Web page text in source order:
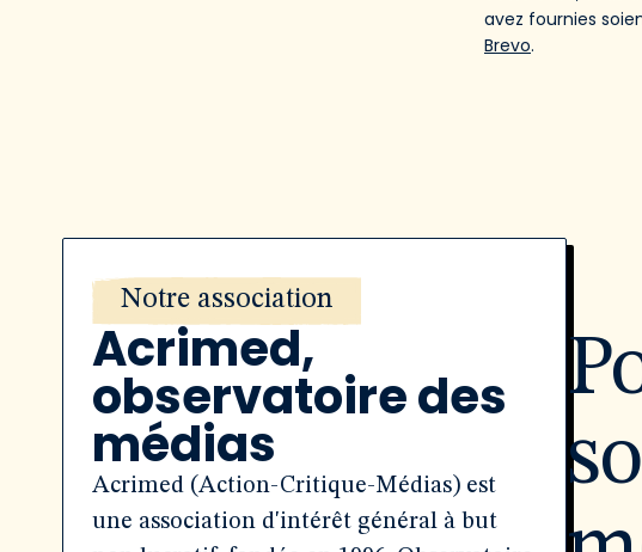
avez fournies
Brevo.
Notre association
Acrimed,
observatoire des
médias
Acrimed (Action-Critique-Médias) est
une association d'intérêt général à but